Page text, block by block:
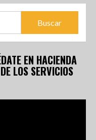
EN HACIENDA
LOS SERVICIOS